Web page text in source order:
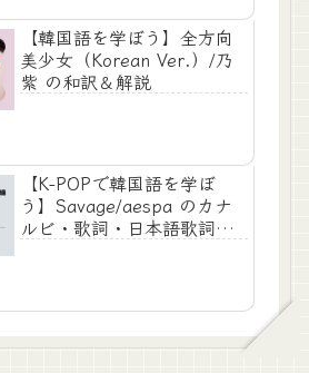
【韓国語を学ぼう】全方向
美少女（Korean Ver.）/乃
紫 の和訳＆解説
【K-POPで韓国語を学ぼ
う】Savage/aespa のカナ
ルビ・歌詞・日本語歌詞・